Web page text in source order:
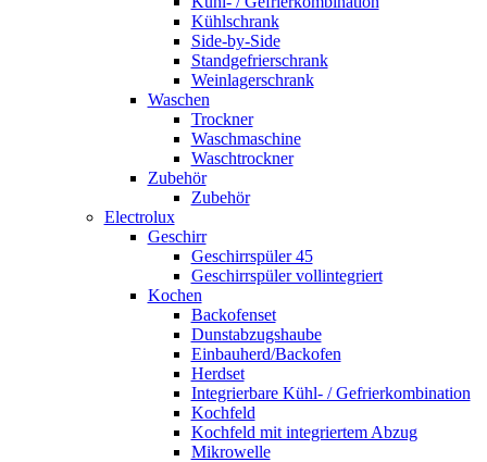
Kühlschrank
Side-by-Side
Standgefrierschrank
Weinlagerschrank
Waschen
Trockner
Waschmaschine
Waschtrockner
Zubehör
Zubehör
Electrolux
Geschirr
Geschirrspüler 45
Geschirrspüler vollintegriert
Kochen
Backofenset
Dunstabzugshaube
Einbauherd/Backofen
Herdset
Integrierbare Kühl- / Gefrierkombination
Kochfeld
Kochfeld mit integriertem Abzug
Mikrowelle